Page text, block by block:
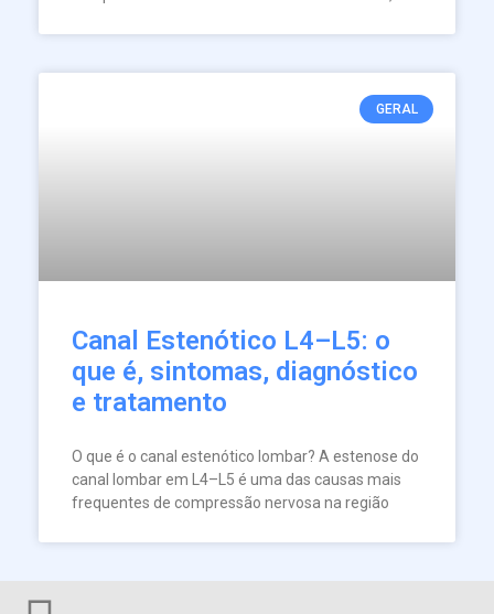
GERAL
Canal Estenótico L4–L5: o
que é, sintomas, diagnóstico
e tratamento
O que é o canal estenótico lombar? A estenose do
canal lombar em L4–L5 é uma das causas mais
frequentes de compressão nervosa na região